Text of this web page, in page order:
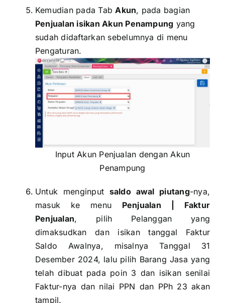
Kemudian pada TabAkun, pada bagian
Penjualan isikan Akun Penampung yang
sudah didaftarkan sebelumnya di menu
Pengaturan.
Input Akun Penjualan dengan Akun
Penampung
Untuk menginput saldo awal piutang-nya,
masuk ke menu Penjualan | Faktur
Penjualan, pilih Pelanggan yang
dimaksudkan dan isikan tanggal Faktur
Saldo Awalnya, misalnya Tanggal 31
Desember 2024, lalu pilih Barang Jasa yang
telah dibuat pada poin 3 dan isikan senilai
Faktur-nya dan nilai PPN dan PPh 23 akan
tampil.